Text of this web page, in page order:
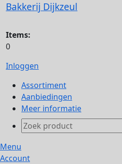
Bakkerij Dijkzeul
Items:
0
Inloggen
Assortiment
Aanbiedingen
Meer informatie
Menu
Account